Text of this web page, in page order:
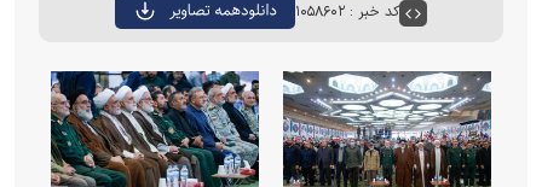
کد خبر : ۱۰۵۸۶۰۲